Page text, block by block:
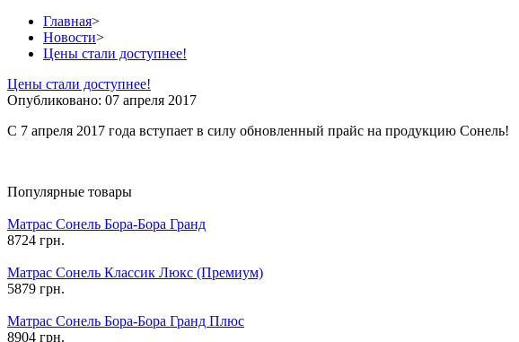
Главная>
Новости>
Цены стали доступнее!
Цены стали доступнее!
Опубликовано: 07 апреля 2017
С 7 апреля 2017 года вступает в силу обновленный прайс на продукцию Сонель!
Популярные товары
Матрас Сонель Бора-Бора Гранд
8724 грн.
Матрас Сонель Классик Люкс (Премиум)
5879 грн.
Матрас Сонель Бора-Бора Гранд Плюс
8904 грн.